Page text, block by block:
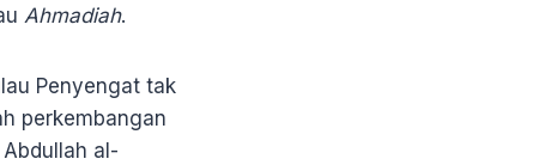
Ahmadiah.
Penyengat tak
perkembangan
al-